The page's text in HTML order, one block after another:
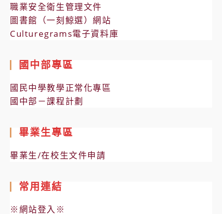
職業安全衛生管理文件
圖書館（一刻鯨選）網站
Culturegrams電子資料庫
國中部專區
國民中學教學正常化專區
國中部－課程計劃
畢業生專區
畢業生/在校生文件申請
常用連結
※網站登入※